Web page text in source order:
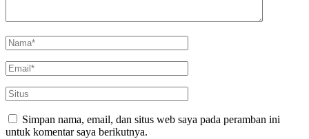
Simpan nama, email, dan situs web saya pada peramban ini
untuk komentar saya berikutnya.